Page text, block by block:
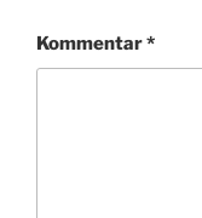
Kommentar*